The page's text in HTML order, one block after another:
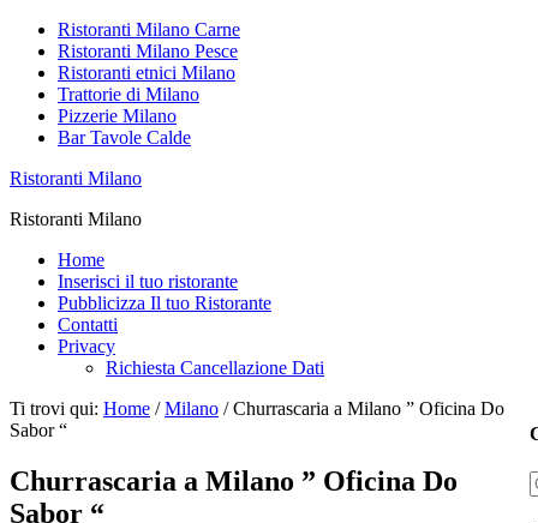
Ristoranti Milano Carne
Ristoranti Milano Pesce
Ristoranti etnici Milano
Trattorie di Milano
Pizzerie Milano
Bar Tavole Calde
Ristoranti Milano
Ristoranti Milano
Home
Inserisci il tuo ristorante
Pubblicizza Il tuo Ristorante
Contatti
Privacy
Richiesta Cancellazione Dati
Ti trovi qui: Home / Milano /Churrascaria a Milano ” Oficina Do
Sabor “
Churrascaria a Milano ” Oficina Do
Sabor “